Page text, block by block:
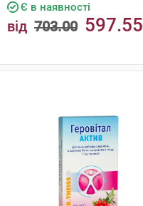
Є в наявності
від 703.00 597.55